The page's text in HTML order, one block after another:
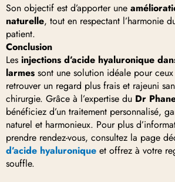
Son objectif est d’apporter une
naturelle, tout en respectant l’harmonie
patient.
Conclusion
Les injections d’acide hyaluronique
larmes sont une solution idéale pour
retrouver un regard plus frais et rajeuni
chirurgie. Grâce à l’expertise du Dr
bénéficiez d’un traitement personnalisé,
naturel et harmonieux. Pour plus
prendre rendez-vous, consultez la page
d’acide hyaluronique et offrez à votre
souffle.